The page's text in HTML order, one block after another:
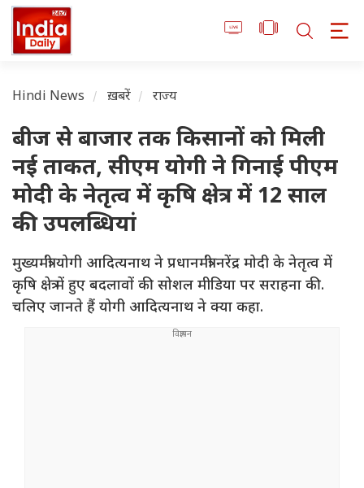
Hindi News ख़बरें राज्य
बीज से बाजार तक किसानों को मिली
नई ताकत, सीएम योगी ने गिनाई पीएम
मोदी के नेतृत्व में कृषि क्षेत्र में 12 साल
की उपलब्धियां
मुख्यमंत्री योगी आदित्यनाथ ने प्रधानमंत्री नरेंद्र मोदी के नेतृत्व में
कृषि क्षेत्र में हुए बदलावों की सोशल मीडिया पर सराहना की.
चलिए जानते हैं योगी आदित्यनाथ ने क्या कहा.